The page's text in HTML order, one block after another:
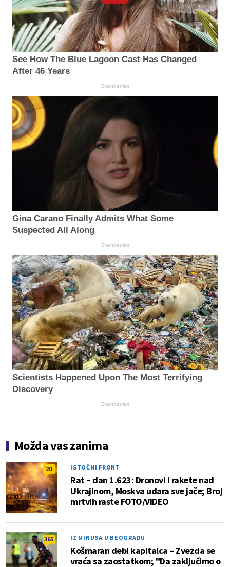
See How The Blue Lagoon Cast Has Changed
After 46 Years
Brainberries
Gina Carano Finally Admits What Some
Suspected All Along
Brainberries
Scientists Happened Upon The Most Terrifying
Discovery
Brainberries
Možda vas zanima
20 ISTOČNI FRONT
Rat – dan 1.623: Dronovi i rakete nad
Ukrajinom, Moskva udara sve jače; Broj
mrtvih raste FOTO/VIDEO
365 IZ MINUSA U BEOGRADU
Košmaran debi kapitalca – Zvezda se
vraća sa zaostatkom; "Da zaključimo o